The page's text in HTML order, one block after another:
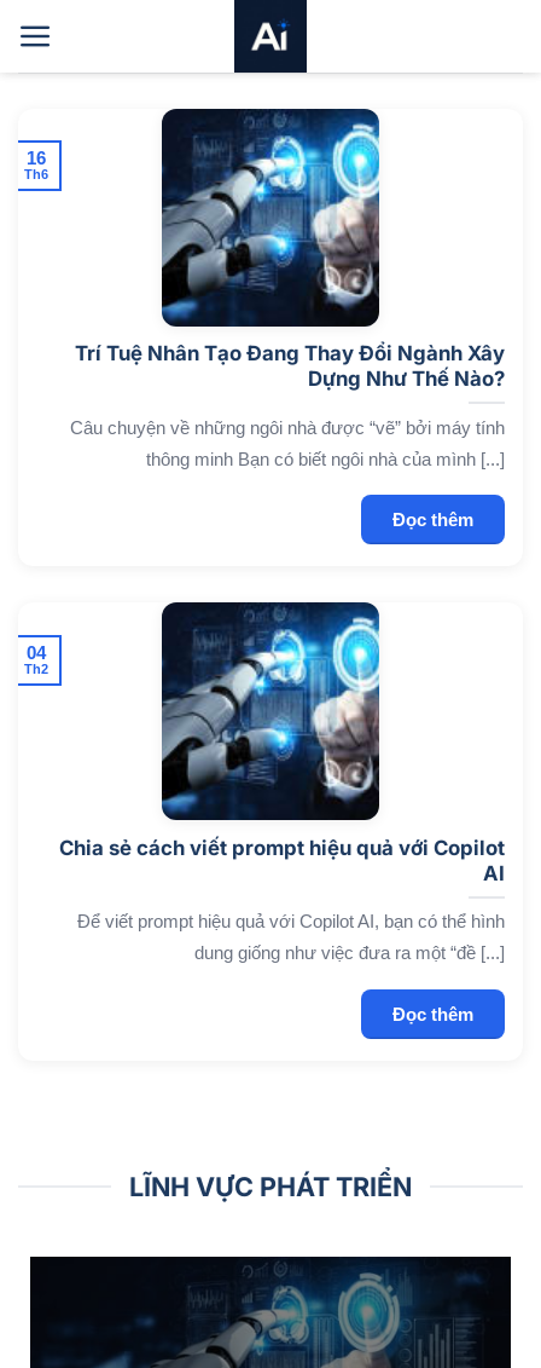
qua
nội
Trí Tuệ Nhân Tạo Đang Thay Đổi Ngành Xây
Dựng Như Thế Nào?
Câu chuyện về những ngôi nhà được “vẽ” bởi máy tính
thông minh Bạn có biết ngôi nhà của mình [...]
Đọc thêm
16
Th6
Chia sẻ cách viết prompt hiệu quả với Copilot
AI
Để viết prompt hiệu quả với Copilot AI, bạn có thể hình
dung giống như việc đưa ra một “đề [...]
Đọc thêm
04
Th2
LĨNH VỰC PHÁT TRIỂN